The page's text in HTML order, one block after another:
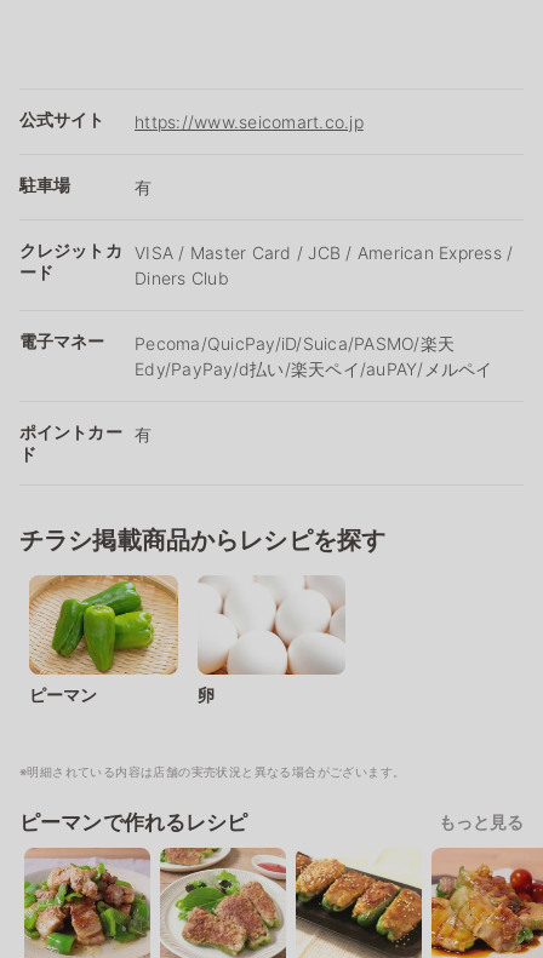
公式サイト https://www.seicomart.co.jp
駐車場 有
クレジットカ
ード
VISA / Master Card / JCB / American Express /
Diners Club
電子マネー
Pecoma/QuicPay/iD/Suica/PASMO/楽天
Edy/PayPay/d払い/楽天ペイ/auPAY/メルペイ
ポイントカー
ド
有
チラシ掲載商品からレシピを探す
ピーマン 卵
※明細されている内容は店舗の実売状況と異なる場合がございます。
ピーマンで作れるレシピ もっと見る